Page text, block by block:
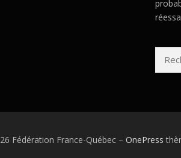
Fédération France-Québec – OnePress